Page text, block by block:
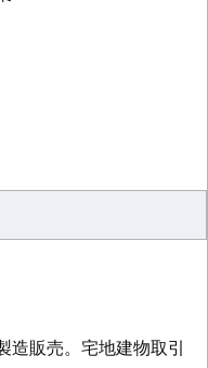
造販売。宅地建物取引